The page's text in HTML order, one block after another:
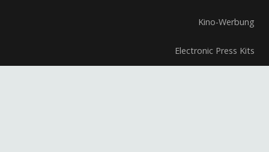
Kino-Werbung
Electronic Press Kits